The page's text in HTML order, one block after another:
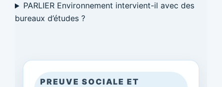
PARLIER Environnement intervient-il avec des
bureaux d’études ?
PREUVE SOCIALE ET